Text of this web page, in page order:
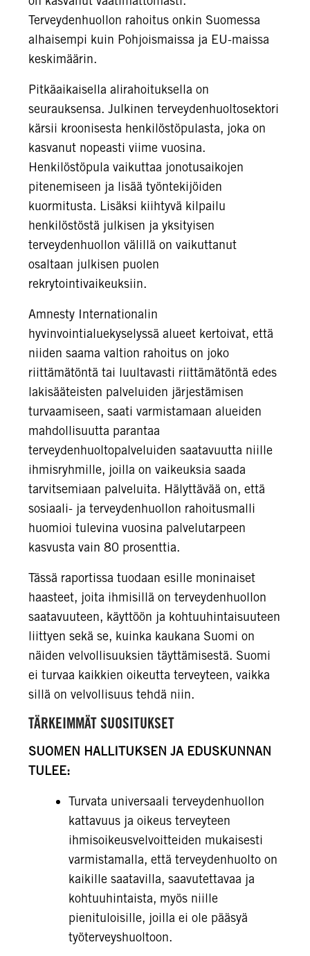
Terveydenhuollon rahoitus onkin Suomessa
alhaisempi kuin Pohjoismaissa ja EU-maissa
keskimäärin.
Pitkäaikaisella alirahoituksella on
seurauksensa. Julkinen terveydenhuoltosektori
kärsii kroonisesta henkilöstöpulasta, joka on
kasvanut nopeasti viime vuosina.
Henkilöstöpula vaikuttaa jonotusaikojen
pitenemiseen ja lisää työntekijöiden
kuormitusta. Lisäksi kiihtyvä kilpailu
henkilöstöstä julkisen ja yksityisen
terveydenhuollon välillä on vaikuttanut
osaltaan julkisen puolen
rekrytointivaikeuksiin.
Amnesty Internationalin
hyvinvointialuekyselyssä alueet kertoivat, että
niiden saama valtion rahoitus on joko
riittämätöntä tai luultavasti riittämätöntä edes
lakisääteisten palveluiden järjestämisen
turvaamiseen, saati varmistamaan alueiden
mahdollisuutta parantaa
terveydenhuoltopalveluiden saatavuutta niille
ihmisryhmille, joilla on vaikeuksia saada
tarvitsemiaan palveluita. Hälyttävää on, että
sosiaali- ja terveydenhuollon rahoitusmalli
huomioi tulevina vuosina palvelutarpeen
kasvusta vain 80 prosenttia.
Tässä raportissa tuodaan esille moninaiset
haasteet, joita ihmisillä on terveydenhuollon
saatavuuteen, käyttöön ja kohtuuhintaisuuteen
liittyen sekä se, kuinka kaukana Suomi on
näiden velvollisuuksien täyttämisestä. Suomi
ei turvaa kaikkien oikeutta terveyteen, vaikka
sillä on velvollisuus tehdä niin.
TÄRKEIMMÄT SUOSITUKSET
SUOMEN HALLITUKSEN JA EDUSKUNNAN
TULEE:
Turvata universaali terveydenhuollon
kattavuus ja oikeus terveyteen
ihmisoikeusvelvoitteiden mukaisesti
varmistamalla, että terveydenhuolto on
kaikille saatavilla, saavutettavaa ja
kohtuuhintaista, myös niille
pienituloisille, joilla ei ole pääsyä
työterveyshuoltoon.